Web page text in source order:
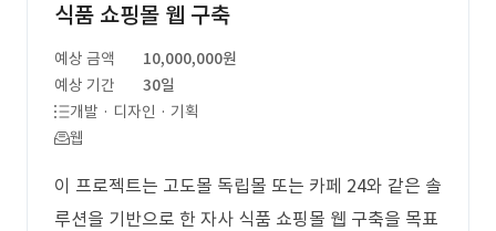
식품 쇼핑몰 웹 구축
예상 금액
10,000,000원
예상 기간
30일
개발 · 디자인 · 기획
웹
이 프로젝트는 고도몰 독립몰 또는 카페 24와 같은 솔
루션을 기반으로 한 자사 식품 쇼핑몰 웹 구축을 목표